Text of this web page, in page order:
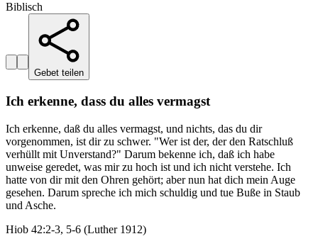
Biblisch
Gebet teilen
Ich erkenne, dass du alles vermagst
Ich erkenne, daß du alles vermagst, und nichts, das du dir
vorgenommen, ist dir zu schwer. "Wer ist der, der den Ratschluß
verhüllt mit Unverstand?" Darum bekenne ich, daß ich habe
unweise geredet, was mir zu hoch ist und ich nicht verstehe. Ich
hatte von dir mit den Ohren gehört; aber nun hat dich mein Auge
gesehen. Darum spreche ich mich schuldig und tue Buße in Staub
und Asche.
Hiob 42:2-3, 5-6 (Luther 1912)